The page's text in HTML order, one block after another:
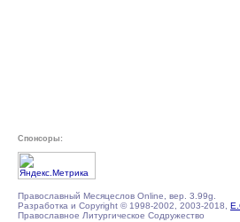
Спонсоры:
Православный Месяцеслов Online, вер. 3.99g.
Разработка и Copyright © 1998-2002, 2003-2018,
Православное Литургическое Содружество